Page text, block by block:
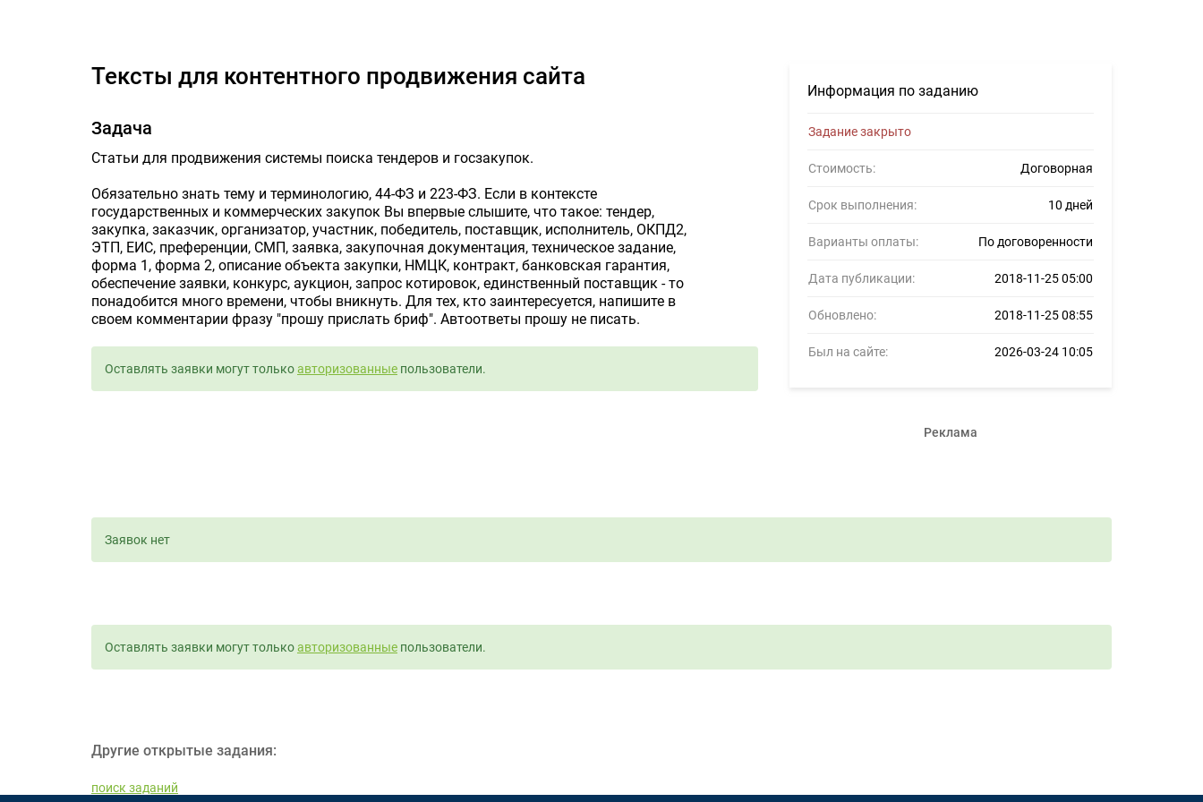
Информация по заданию
Задание закрыто
Стоимость: Договорная
Срок выполнения: 10 дней
Варианты оплаты: По договоренности
Дата публикации: 2018-11-25 05:00
Обновлено: 2018-11-25 08:55
Был на сайте: 2026-03-24 10:05
Реклама
Тексты для контентного продвижения сайта
Задача
Статьи для продвижения системы поиска тендеров и госзакупок.
Обязательно знать тему и терминологию, 44-ФЗ и 223-ФЗ. Если в контексте
государственных и коммерческих закупок Вы впервые слышите, что такое: тендер,
закупка, заказчик, организатор, участник, победитель, поставщик, исполнитель, ОКПД2,
ЭТП, ЕИС, преференции, СМП, заявка, закупочная документация, техническое задание,
форма 1, форма 2, описание объекта закупки, НМЦК, контракт, банковская гарантия,
обеспечение заявки, конкурс, аукцион, запрос котировок, единственный поставщик - то
понадобится много времени, чтобы вникнуть. Для тех, кто заинтересуется, напишите в
своем комментарии фразу "прошу прислать бриф". Автоответы прошу не писать.
Оставлять заявки могут толькоавторизованные пользователи.
Заявок нет
Оставлять заявки могут толькоавторизованные пользователи.
Другие открытые задания:
поиск заданий